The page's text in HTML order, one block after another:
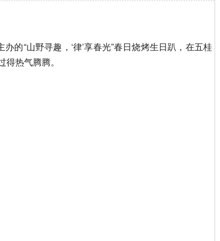
的“山野寻趣，‘律’享春光”春日烧烤生日趴，在五桂
热气腾腾。